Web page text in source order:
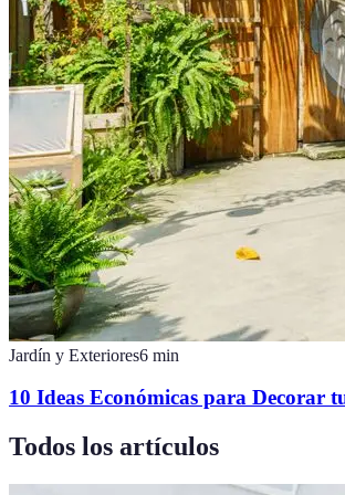
Jardín y Exteriores6 min
10 Ideas Económicas para Decorar
Todos los artículos